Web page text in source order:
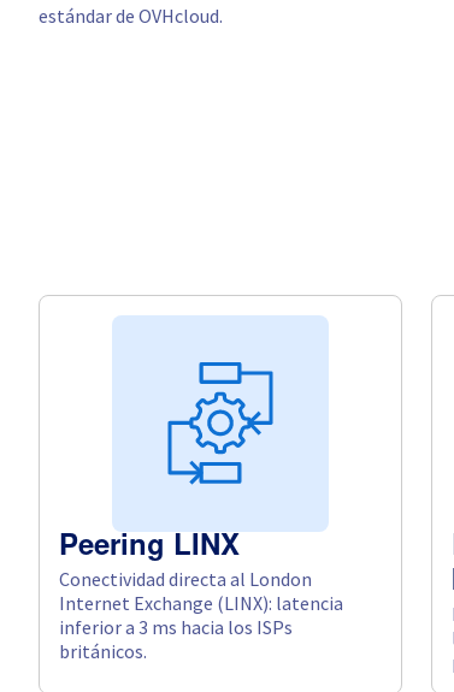
estándar de OVHcloud.
Peering LINX
Conectividad directa al London
Internet Exchange (LINX): latencia
inferior a 3 ms hacia los ISPs
británicos.